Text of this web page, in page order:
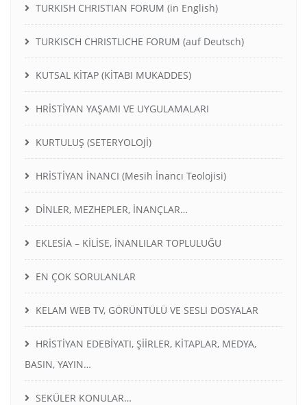
TURKISH CHRISTIAN FORUM (in English)
TURKISCH CHRISTLICHE FORUM (auf Deutsch)
KUTSAL KİTAP (KİTABI MUKADDES)
HRİSTİYAN YAŞAMI VE UYGULAMALARI
KURTULUŞ (SETERYOLOJİ)
HRİSTİYAN İNANCI (Mesih İnancı Teolojisi)
DİNLER, MEZHEPLER, İNANÇLAR…
EKLESİA – KİLİSE, İNANLILAR TOPLULUĞU
EN ÇOK SORULANLAR
KELAM WEB TV, GÖRÜNTÜLÜ VE SESLI DOSYALAR
HRİSTİYAN EDEBİYATI, ŞİİRLER, KİTAPLAR, MEDYA,
BASIN, YAYIN…
SEKÜLER KONULAR…